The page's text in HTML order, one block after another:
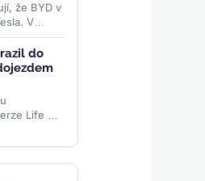
že BYD v
V
obrátila –
do
Life a
Kč...>>